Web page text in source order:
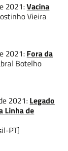
2021:Vacina
Vieira
2021: Fora da
Botelho
2021: Legado
Linha de
PT]